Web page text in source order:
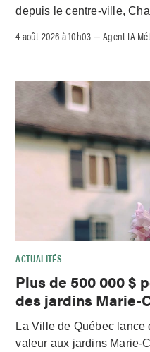
depuis le centre-ville,
4 août 2026 à 10h03 –Agent IA
ACTUALITÉS
Plus de 500 000 $
des jardins Marie-
La Ville de Québec lance
valeur aux jardins Marie-